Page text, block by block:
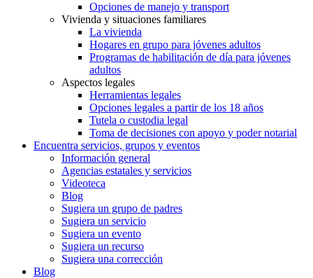
Opciones de manejo y transport
Vivienda y situaciones familiares
La vivienda
Hogares en grupo para jóvenes adultos
Programas de habilitación de día para jóvenes
adultos
Aspectos legales
Herramientas legales
Opciones legales a partir de los 18 años
Tutela o custodia legal
Toma de decisiones con apoyo y poder notarial
Encuentra servicios, grupos y eventos
Información general
Agencias estatales y servicios
Videoteca
Blog
Sugiera un grupo de padres
Sugiera un servicio
Sugiera un evento
Sugiera un recurso
Sugiera una corrección
Blog